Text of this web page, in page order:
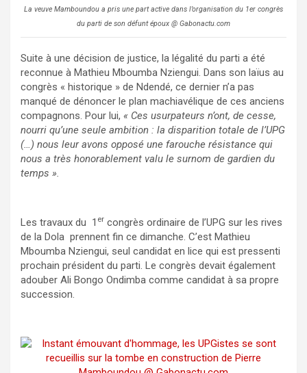
La veuve Mamboundou a pris une part active dans l’organisation du 1er congrès
du parti de son défunt époux @ Gabonactu.com
Suite à une décision de justice, la légalité du parti a été
reconnue à Mathieu Mboumba Nziengui. Dans son laïus au
congrès « historique » de Ndendé, ce dernier n’a pas
manqué de dénoncer le plan machiavélique de ces anciens
compagnons. Pour lui, « Ces usurpateurs n’ont, de cesse,
nourri qu’une seule ambition : la disparition totale de l’UPG
(…) nous leur avons opposé une farouche résistance qui
nous a très honorablement valu le surnom de gardien du
temps ».
Les travaux du 1 er congrès ordinaire de l’UPG sur les rives
de la Dola prennent fin ce dimanche. C’est Mathieu
Mboumba Nziengui, seul candidat en lice qui est pressenti
prochain président du parti. Le congrès devait également
adouber Ali Bongo Ondimba comme candidat à sa propre
succession.